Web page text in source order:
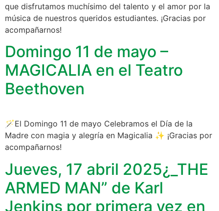
que disfrutamos muchísimo del talento y el amor por la
música de nuestros queridos estudiantes. ¡Gracias por
acompañarnos!
Domingo 11 de mayo –
MAGICALIA en el Teatro
Beethoven
🪄El Domingo 11 de mayo Celebramos el Día de la
Madre con magia y alegría en Magicalia ✨ ¡Gracias por
acompañarnos!
Jueves, 17 abril 2025¿_THE
ARMED MAN” de Karl
Jenkins por primera vez en